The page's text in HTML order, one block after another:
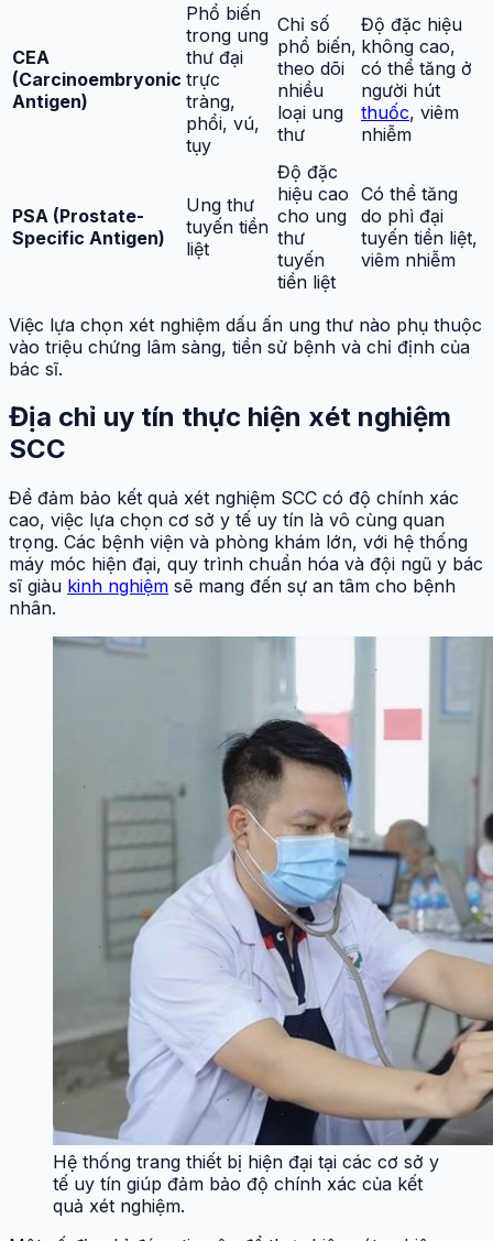
CEA
(Carcinoembryonic
Antigen)
Phổ biến
trong ung
thư đại
trực
tràng,
phổi, vú,
tụy
Chỉ số
phổ biến,
theo dõi
nhiều
loại ung
thư
Độ đặc hiệu
không cao,
có thể tăng ở
người hút
thuốc, viêm
nhiễm
PSA (Prostate-
Specific Antigen)
Ung thư
tuyến tiền
liệt
Độ đặc
hiệu cao
cho ung
thư
tuyến
tiền liệt
Có thể tăng
do phì đại
tuyến tiền liệt,
viêm nhiễm
Việc lựa chọn xét nghiệm dấu ấn ung thư nào phụ thuộc
vào triệu chứng lâm sàng, tiền sử bệnh và chỉ định của
bác sĩ.
Địa chỉ uy tín thực hiện xét nghiệm
SCC
Để đảm bảo kết quả xét nghiệm SCC có độ chính xác
cao, việc lựa chọn cơ sở y tế uy tín là vô cùng quan
trọng. Các bệnh viện và phòng khám lớn, với hệ thống
máy móc hiện đại, quy trình chuẩn hóa và đội ngũ y bác
sĩ giàu kinh nghiệm sẽ mang đến sự an tâm cho bệnh
nhân.
Hệ thống trang thiết bị hiện đại tại các cơ sở y
tế uy tín giúp đảm bảo độ chính xác của kết
quả xét nghiệm.